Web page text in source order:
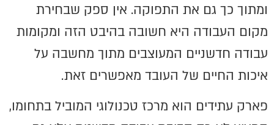
ומתוך כך גם את התפוקה. אין ספק שבחירת
מקום העבודה היא חשובה בהיבט הזה ומקומות
עבודה חדשניים המעוצבים מתוך מחשבה על
איכות החיים של העובד מאפשרים זאת.
פארק עתידים הוא מרכז טכנולוגי המוביל בתחומו,